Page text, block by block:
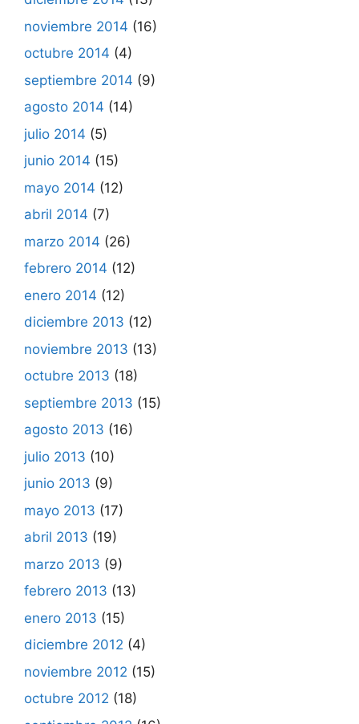
noviembre 2014 (16)
octubre 2014 (4)
septiembre 2014 (9)
agosto 2014 (14)
julio 2014 (5)
junio 2014 (15)
mayo 2014 (12)
abril 2014 (7)
marzo 2014 (26)
febrero 2014 (12)
enero 2014 (12)
diciembre 2013 (12)
noviembre 2013 (13)
octubre 2013 (18)
septiembre 2013 (15)
agosto 2013 (16)
julio 2013 (10)
junio 2013 (9)
mayo 2013 (17)
abril 2013 (19)
marzo 2013 (9)
febrero 2013 (13)
enero 2013 (15)
diciembre 2012 (4)
noviembre 2012 (15)
octubre 2012 (18)